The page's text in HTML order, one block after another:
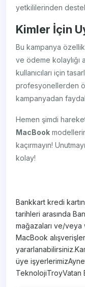
yetkililerinden
Kimler İçin
Bu kampanya
ve ödeme kolaylığı
kullanıcıları için
profesyonellerden
kampanyadan
Hemen şimdi
MacBook
kaçırmayın!
kolay!
Bankkart kredi
tarihleri arasında
mağazaları ve/veya
MacBook
üye
TeknolojiTroyVatan